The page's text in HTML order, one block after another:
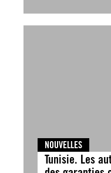
NOUVELLES
Tunisie. Les